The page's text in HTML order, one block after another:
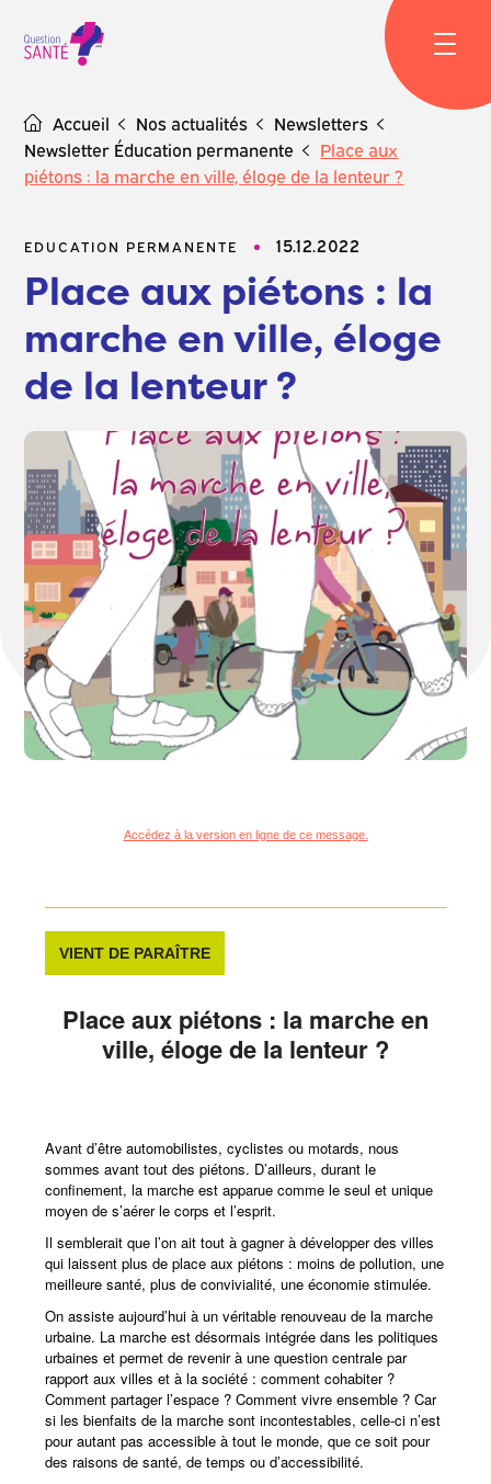
content
Accueil Nos actualités
Newsletters
Newsletter Éducation permanente
Place aux
piétons : la marche en ville, éloge de la lenteur ?
EDUCATION PERMANENTE 15.12.2022
Place aux piétons : la
marche en ville, éloge
de la lenteur ?
Accédez à la version en ligne de ce message.
VIENT DE PARAÎTRE
Place aux piétons : la marche en
ville, éloge de la lenteur ?
Avant d’être automobilistes, cyclistes ou motards, nous
sommes avant tout des piétons. D’ailleurs, durant le
confinement, la marche est apparue comme le seul et unique
moyen de s’aérer le corps et l’esprit.
Il semblerait que l’on ait tout à gagner à développer des villes
qui laissent plus de place aux piétons : moins de pollution, une
meilleure santé, plus de convivialité, une économie stimulée.
On assiste aujourd’hui à un véritable renouveau de la marche
urbaine. La marche est désormais intégrée dans les politiques
urbaines et permet de revenir à une question centrale par
rapport aux villes et à la société : comment cohabiter ?
Comment partager l’espace ? Comment vivre ensemble ? Car
si les bienfaits de la marche sont incontestables, celle-ci n’est
pour autant pas accessible à tout le monde, que ce soit pour
des raisons de santé, de temps ou d’accessibilité.